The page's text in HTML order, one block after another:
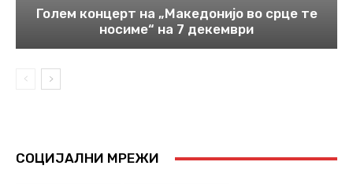
Голем концерт на „Македонијо во срце те
носиме“ на 7 декември
СОЦИЈАЛНИ МРЕЖИ